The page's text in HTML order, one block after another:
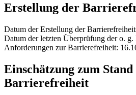
Erstellung der
Datum der Erstellung der
Datum der letzten Überprüfung der o.
Anforderungen zur Barrierefreiheit:
Einschätzung zum
Barrierefreiheit